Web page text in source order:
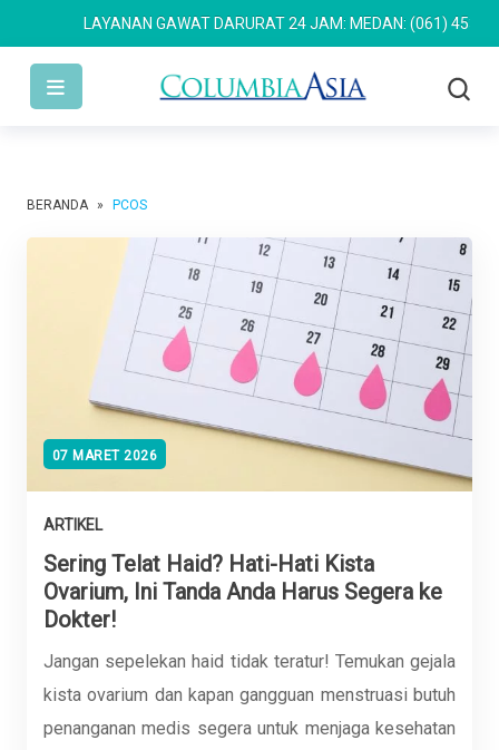
LAYANAN GAWAT DARURAT 24 JAM: MEDAN: (061) 4533 636
BERANDA » PCOS
07 MARET 2026
ARTIKEL
Sering Telat Haid? Hati-Hati Kista
Ovarium, Ini Tanda Anda Harus Segera ke
Dokter!
Jangan sepelekan haid tidak teratur! Temukan gejala
kista ovarium dan kapan gangguan menstruasi butuh
penanganan medis segera untuk menjaga kesehatan